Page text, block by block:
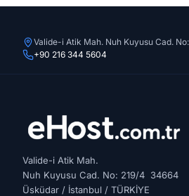
Valide-i Atik Mah. Nuh Kuyusu Cad.
+90 216 344 5604
Valide-i Atik Mah.
Nuh Kuyusu Cad. No: 219/4 34664
Üsküdar / İstanbul / TÜRKİYE